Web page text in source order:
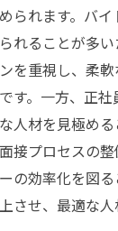
られます。バ
れることが多
を重視し、柔
す。一方、正
人材を見極める
接プロセスの
の効率化を図
させ、最適な